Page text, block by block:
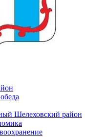
Шелеховский район